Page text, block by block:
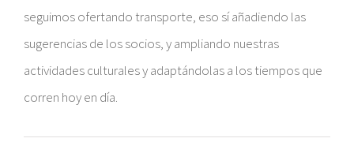
seguimos ofertando transporte, eso sí añadiendo las
sugerencias de los socios, y ampliando nuestras
actividades culturales y adaptándolas a los tiempos que
corren hoy en día.